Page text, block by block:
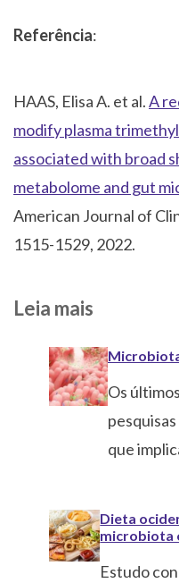
Referência:
HAAS, Elisa A. et al.A
modify plasma
associated with broad
metabolome and gut
American Journal of
1515-1529, 2022.
Leia mais
Os
que
Dieta
microbiota
Estudo